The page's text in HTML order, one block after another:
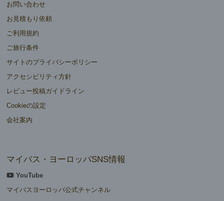
お問い合わせ
お見積もり依頼
ご利用規約
ご旅行条件
サイトのプライバシーポリシー
アクセシビリティ方針
レビュー投稿ガイドライン
Cookieの設定
会社案内
マイバス・ヨーロッパSNS情報
YouTube
マイバスヨーロッパ公式チャンネル